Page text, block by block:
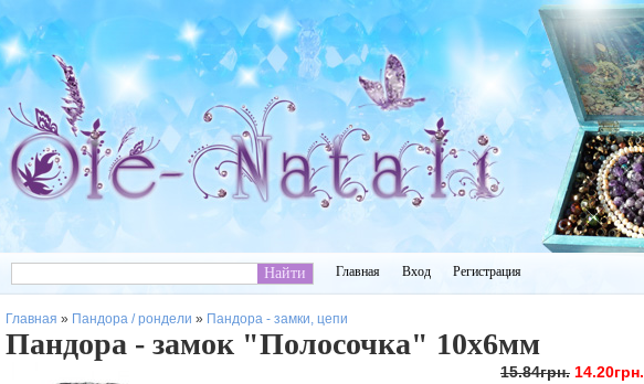
Главная Вход Регистрация
Главная » Пандора / рондели » Пандора - замки, цепи
Пандора - замок "Полосочка" 10х6мм
15.84грн. 14.20грн.